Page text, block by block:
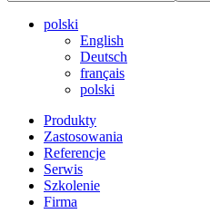
polski
English
Deutsch
français
polski
Produkty
Zastosowania
Referencje
Serwis
Szkolenie
Firma